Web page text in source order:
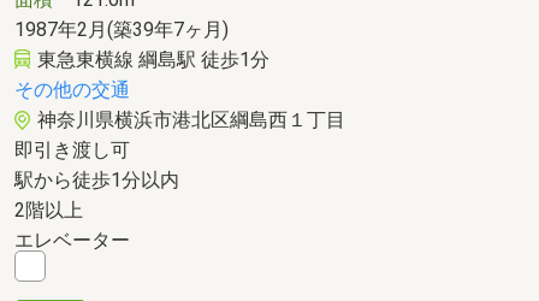
1987年2月(築39年7ヶ月)
東急東横線 綱島駅 徒歩1分
その他の交通
神奈川県横浜市港北区綱島西１丁目
即引き渡し可
駅から徒歩1分以内
2階以上
エレベーター